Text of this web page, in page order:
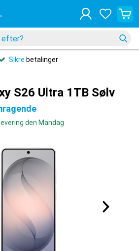
Sikre betalinger
S26 Ultra 1TB Sølv
den Mandag